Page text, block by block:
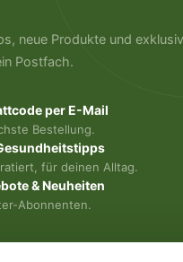
neue Produkte und
Postfach.
per E-Mail
Bestellung.
für deinen Alltag.
& Neuheiten
Abonnenten.